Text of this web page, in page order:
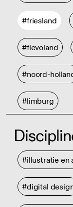
#friesland
#flevoland
#noord-
#limburg
#illustratie en
#digital